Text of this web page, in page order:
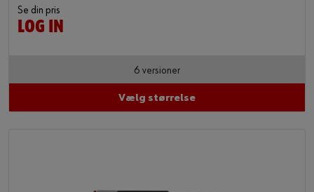
Se din pris
LOG IN
6 versioner
Vælg størrelse